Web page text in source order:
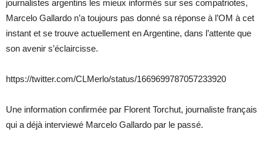
journalistes argentins les mieux informés sur ses compatriotes,
Marcelo Gallardo n’a toujours pas donné sa réponse à l’OM à cet
instant et se trouve actuellement en Argentine, dans l’attente que
son avenir s’éclaircisse.
https://twitter.com/CLMerlo/status/1669699787057233920
Une information confirmée par Florent Torchut, journaliste français
qui a déjà interviewé Marcelo Gallardo par le passé.